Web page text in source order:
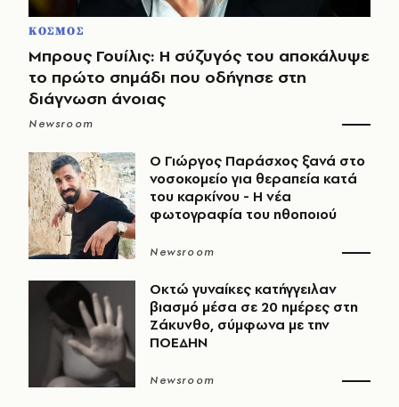
ΚΟΣΜΟΣ
Μπρους Γουίλις: Η σύζυγός του αποκάλυψε
το πρώτο σημάδι που οδήγησε στη
διάγνωση άνοιας
Newsroom
O Γιώργος Παράσχος ξανά στο
νοσοκομείο για θεραπεία κατά
του καρκίνου - Η νέα
φωτογραφία του ηθοποιού
Newsroom
Οκτώ γυναίκες κατήγγειλαν
βιασμό μέσα σε 20 ημέρες στη
Ζάκυνθο, σύμφωνα με την
ΠΟΕΔΗΝ
Newsroom